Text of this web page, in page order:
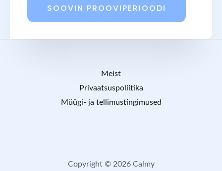
Meist
Privaatsuspoliitika
Müügi- ja tellimustingimused
Copyright © 2026 Calmy